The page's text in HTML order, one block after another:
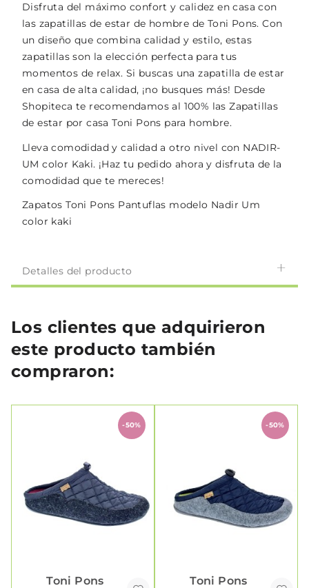
Disfruta del máximo confort y calidez en casa con
las zapatillas de estar de hombre de Toni Pons. Con
un diseño que combina calidad y estilo, estas
zapatillas son la elección perfecta para tus
momentos de relax. Si buscas una zapatilla de estar
en casa de alta calidad, ¡no busques más! Desde
Shopiteca te recomendamos al 100% las Zapatillas
de estar por casa Toni Pons para hombre.
Lleva comodidad y calidad a otro nivel con NADIR-
UM color Kaki. ¡Haz tu pedido ahora y disfruta de la
comodidad que te mereces!
Zapatos Toni Pons Pantuflas modelo Nadir Um
color kaki
Detalles del producto
Los clientes que adquirieron
este producto también
compraron:
-50%
Toni Pons
-50%
Toni Pons